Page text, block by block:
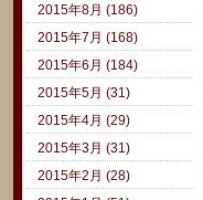
2015年8月 (186)
2015年7月 (168)
2015年6月 (184)
2015年5月 (31)
2015年4月 (29)
2015年3月 (31)
2015年2月 (28)